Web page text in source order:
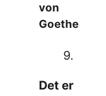
von
Goethe
9.
Det er